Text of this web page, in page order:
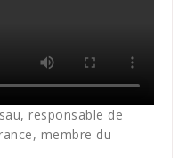
responsable de
membre du